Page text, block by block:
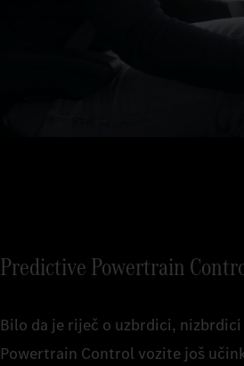
Predictive Powertrain
Bilo da je riječ o uzbrdici,
Powertrain Control vozite još